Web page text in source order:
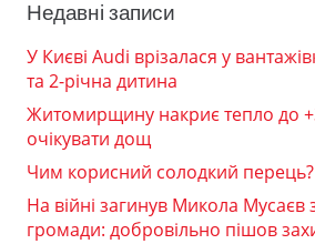
Недавні записи
У Києві Audi врізалася у
та 2-річна дитина
Житомирщину накриє тепло до
очікувати дощ
Чим корисний солодкий перець?
На війні загинув Микола Мусаєв
громади: добровільно пішов